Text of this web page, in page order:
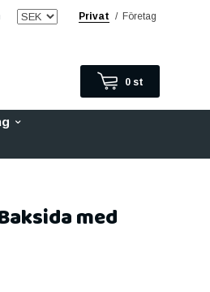
Privat / Företag
0 st
med